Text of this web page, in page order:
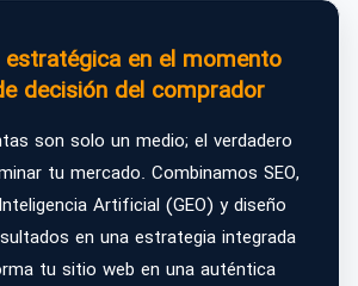
estratégica en el momento
decisión del comprador
son solo un medio; el verdadero
tu mercado. Combinamos SEO,
Artificial (GEO) y diseño
en una estrategia integrada
tu sitio web en una auténtica